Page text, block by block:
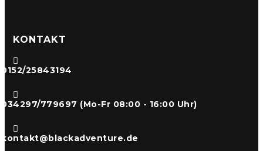
KONTAKT

0152/25843194

034297/779697 (Mo-Fr 08:00 - 16:00 Uhr)

kontakt@blackadventure.de